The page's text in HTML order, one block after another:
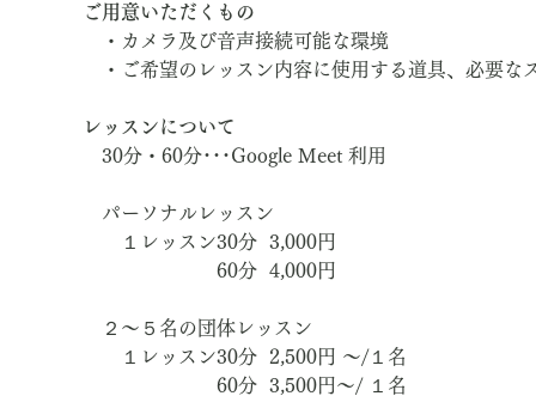
ご用意いただくもの
・カメラ及び音声接続可能な環境
・ご希望のレッスン内容に使用する道具、必要な
レッスンについて
30分・60分･･･Google Meet 利用
パーソナルレッスン
１レッスン30分  3,000円
60分  4,000円
２～５名の団体レッスン
１レッスン30分  2,500円 ～/１名
60分  3,500円～/ １名